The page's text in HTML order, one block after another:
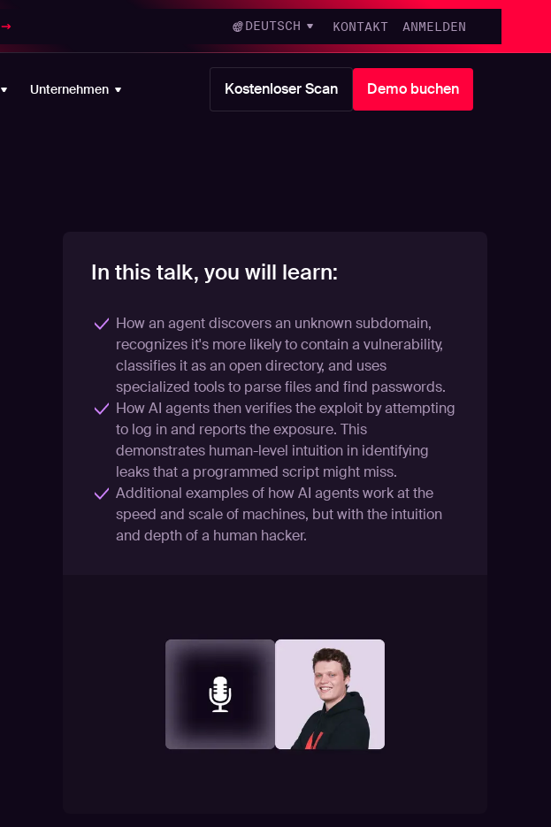
DEUTSCH KONTAKT ANMELDEN
Unternehmen Kostenloser Scan Demo buchen
In this talk, you will learn:
How an agent discovers an unknown subdomain,
recognizes it's more likely to contain a vulnerability,
classifies it as an open directory, and uses
specialized tools to parse files and find passwords.
How AI agents then verifies the exploit by attempting
to log in and reports the exposure. This
demonstrates human-level intuition in identifying
leaks that a programmed script might miss.
Additional examples of how AI agents work at the
speed and scale of machines, but with the intuition
and depth of a human hacker.